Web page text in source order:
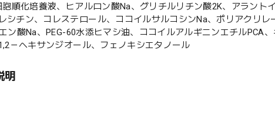
順化培養液、ヒアルロン酸Na、グリチルリチン酸2K、アラント
シチン、コレステロール、ココイルサルコシンNa、ポリアクリレ
ン酸Na、PEG-60水添ヒマシ油、ココイルアルギニンエチルPCA
－ヘキサンジオール、フェノキシエタノール